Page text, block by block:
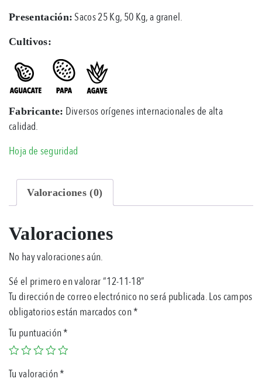
Presentación: Sacos 25 Kg, 50 Kg, a granel.
Cultivos:
Fabricante: Diversos orígenes internacionales de alta
calidad.
Hoja de seguridad
Valoraciones (0)
Valoraciones
No hay valoraciones aún.
Sé el primero en valorar “12-11-18”
Tu dirección de correo electrónico no será publicada.Los campos
obligatorios están marcados con*
Tu puntuación*
Tu valoración*